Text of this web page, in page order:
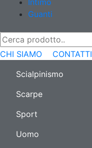
Intimo
Guanti
CHI SIAMO CONTATTI
Scialpinismo
Scarpe
Sport
Uomo